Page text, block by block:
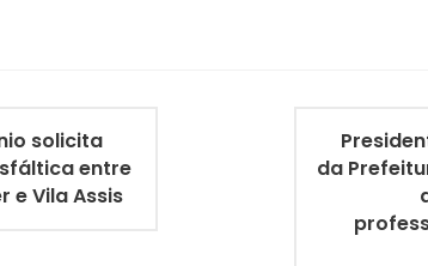
solicita
entre
e Vila Assis
da